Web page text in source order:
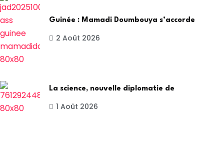
Guinée : Mamadi Doumbouya s’accorde
2 Août 2026
La science, nouvelle diplomatie de
1 Août 2026